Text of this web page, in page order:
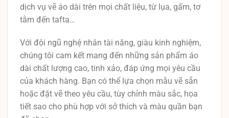
dịch vụ vẽ áo dài trên mọi chất liệu, từ lụa, gấm, tơ
tằm đến tafta…
Với đội ngũ nghệ nhân tài năng, giàu kinh nghiệm,
chúng tôi cam kết mang đến những sản phẩm áo
dài chất lượng cao, tinh xảo, đáp ứng mọi yêu cầu
của khách hàng. Bạn có thể lựa chọn mẫu vẽ sẵn
hoặc đặt vẽ theo yêu cầu, tùy chỉnh màu sắc, họa
tiết sao cho phù hợp với sở thích và màu quần bạn